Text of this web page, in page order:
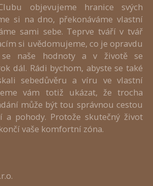
objevujeme hranice svých
si na dno, překonáváme vlastní
sami sebe. Teprve tváří v tvář
si uvědomujeme, co je opravdu
naše hodnoty a v životě se
dál. Rádi bychom, abyste se také
sebedůvěru a víru ve vlastní
vám totiž ukázat, že trocha
může být tou správnou cestou
a pohody. Protože skutečný život
vaše komfortní zóna.